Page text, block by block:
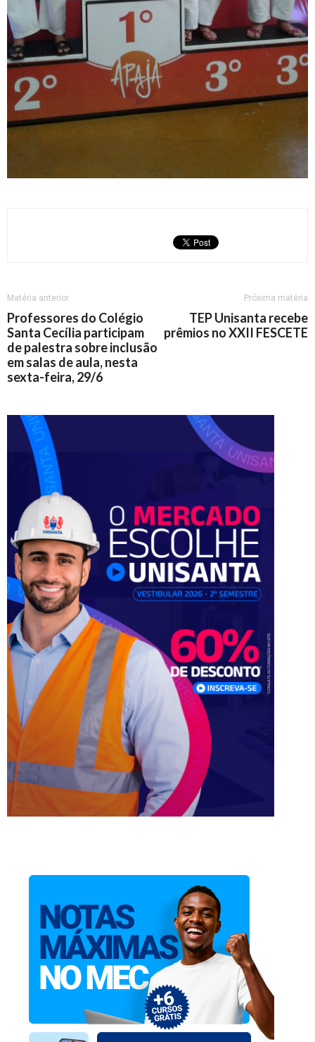
Matéria anterior
Professores do Colégio
Santa Cecília participam
de palestra sobre inclusão
em salas de aula, nesta
sexta-feira, 29/6
Próxima matéria
TEP Unisanta recebe
prêmios no XXII FESCETE